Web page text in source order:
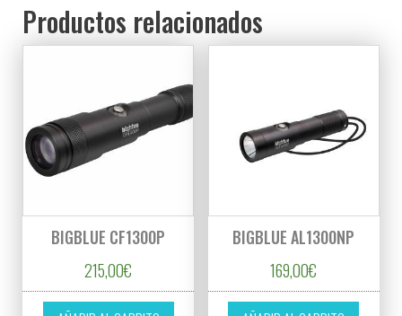
Productos relacionados
BIGBLUE CF1300P
215,00€
BIGBLUE AL1300NP
169,00€